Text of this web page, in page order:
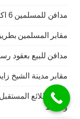
مدافن للمسلمين 6 اكتوبر بأفضل الاسعار
مقابر المسلمين
مدافن للبيع بعقود
مقابر مدينة الشيخ
مقابر طلائع
وقسط